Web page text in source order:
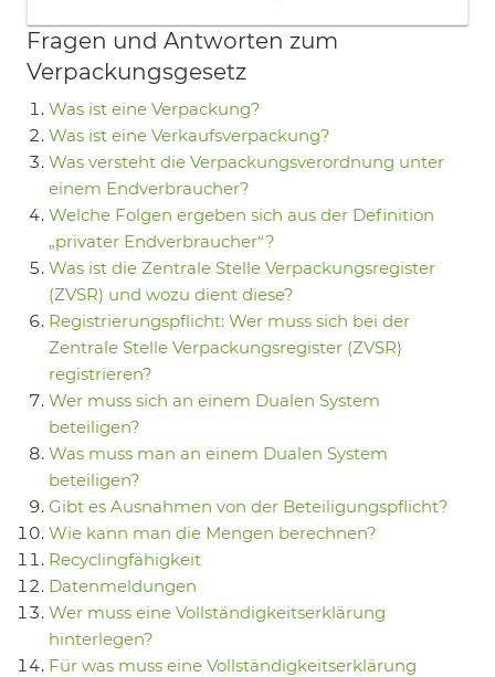
Fragen und Antworten zum
Verpackungsgesetz
Was ist eine Verpackung?
Was ist eine Verkaufsverpackung?
Was versteht die Verpackungsverordnung unter
einem Endverbraucher?
Welche Folgen ergeben sich aus der Definition
„privater Endverbraucher“?
Was ist die Zentrale Stelle Verpackungsregister
(ZVSR) und wozu dient diese?
Registrierungspflicht: Wer muss sich bei der
Zentrale Stelle Verpackungsregister (ZVSR)
registrieren?
Wer muss sich an einem Dualen System
beteiligen?
Was muss man an einem Dualen System
beteiligen?
Gibt es Ausnahmen von der Beteiligungspflicht?
Wie kann man die Mengen berechnen?
Recyclingfähigkeit
Datenmeldungen
Wer muss eine Vollständigkeitserklärung
hinterlegen?
Für was muss eine Vollständigkeitserklärung